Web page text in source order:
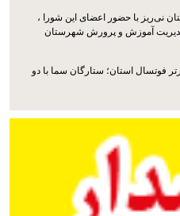
با حضور اعضای این شورا ،
مدیریت آموزش و پرورش شهرستان
فوتسال استان؛ ستارگان سما با دو